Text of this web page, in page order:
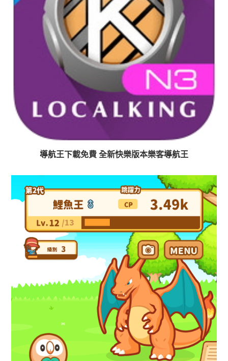
導航王下載免費 全新快樂版本樂客導航王